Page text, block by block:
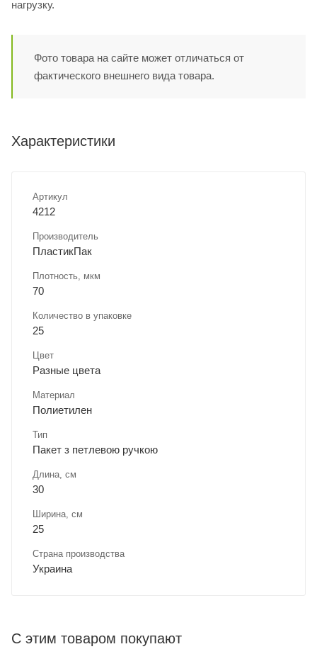
нагрузку.
Фото товара на сайте может отличаться от
фактического внешнего вида товара.
Характеристики
Артикул
4212
Производитель
ПластикПак
Плотность, мкм
70
Количество в упаковке
25
Цвет
Разные цвета
Материал
Полиетилен
Тип
Пакет з петлевою ручкою
Длина, cм
30
Ширина, cм
25
Страна производства
Украина
С этим товаром покупают